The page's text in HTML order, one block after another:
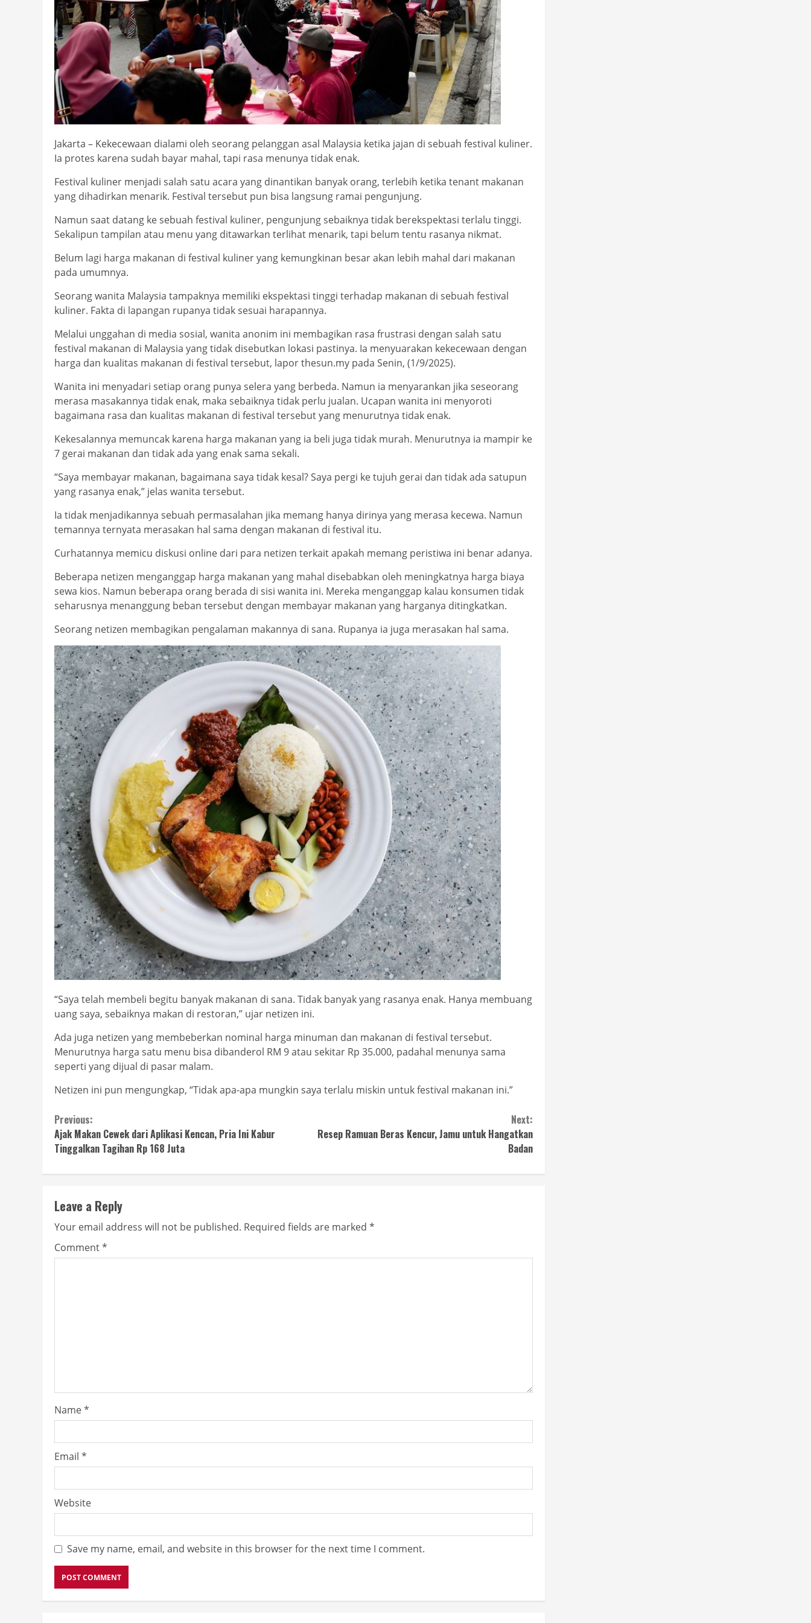
Jakarta – Kekecewaan dialami oleh seorang pelanggan asal Malaysia ketika jajan di sebuah festival kuliner.
Ia protes karena sudah bayar mahal, tapi rasa menunya tidak enak.
Festival kuliner menjadi salah satu acara yang dinantikan banyak orang, terlebih ketika tenant makanan
yang dihadirkan menarik. Festival tersebut pun bisa langsung ramai pengunjung.
Namun saat datang ke sebuah festival kuliner, pengunjung sebaiknya tidak berekspektasi terlalu tinggi.
Sekalipun tampilan atau menu yang ditawarkan terlihat menarik, tapi belum tentu rasanya nikmat.
Belum lagi harga makanan di festival kuliner yang kemungkinan besar akan lebih mahal dari makanan
pada umumnya.
Seorang wanita Malaysia tampaknya memiliki ekspektasi tinggi terhadap makanan di sebuah festival
kuliner. Fakta di lapangan rupanya tidak sesuai harapannya.
Melalui unggahan di media sosial, wanita anonim ini membagikan rasa frustrasi dengan salah satu
festival makanan di Malaysia yang tidak disebutkan lokasi pastinya. Ia menyuarakan kekecewaan dengan
harga dan kualitas makanan di festival tersebut, lapor thesun.my pada Senin, (1/9/2025).
Wanita ini menyadari setiap orang punya selera yang berbeda. Namun ia menyarankan jika seseorang
merasa masakannya tidak enak, maka sebaiknya tidak perlu jualan. Ucapan wanita ini menyoroti
bagaimana rasa dan kualitas makanan di festival tersebut yang menurutnya tidak enak.
Kekesalannya memuncak karena harga makanan yang ia beli juga tidak murah. Menurutnya ia mampir ke
7 gerai makanan dan tidak ada yang enak sama sekali.
“Saya membayar makanan, bagaimana saya tidak kesal? Saya pergi ke tujuh gerai dan tidak ada satupun
yang rasanya enak,” jelas wanita tersebut.
Ia tidak menjadikannya sebuah permasalahan jika memang hanya dirinya yang merasa kecewa. Namun
temannya ternyata merasakan hal sama dengan makanan di festival itu.
Curhatannya memicu diskusi online dari para netizen terkait apakah memang peristiwa ini benar adanya.
Beberapa netizen menganggap harga makanan yang mahal disebabkan oleh meningkatnya harga biaya
sewa kios. Namun beberapa orang berada di sisi wanita ini. Mereka menganggap kalau konsumen tidak
seharusnya menanggung beban tersebut dengan membayar makanan yang harganya ditingkatkan.
Seorang netizen membagikan pengalaman makannya di sana. Rupanya ia juga merasakan hal sama.
“Saya telah membeli begitu banyak makanan di sana. Tidak banyak yang rasanya enak. Hanya membuang
uang saya, sebaiknya makan di restoran,” ujar netizen ini.
Ada juga netizen yang membeberkan nominal harga minuman dan makanan di festival tersebut.
Menurutnya harga satu menu bisa dibanderol RM 9 atau sekitar Rp 35.000, padahal menunya sama
seperti yang dijual di pasar malam.
Netizen ini pun mengungkap, “Tidak apa-apa mungkin saya terlalu miskin untuk festival makanan ini.”
Continue
Reading
Previous:
Ajak Makan Cewek dari Aplikasi Kencan, Pria Ini Kabur
Tinggalkan Tagihan Rp 168 Juta
Next:
Resep Ramuan Beras Kencur, Jamu untuk Hangatkan
Badan
Leave a Reply
Your email address will not be published. Required fields are marked *
Comment*
Name*
Email *
Website
Save my name, email, and website in this browser for the next time I comment.